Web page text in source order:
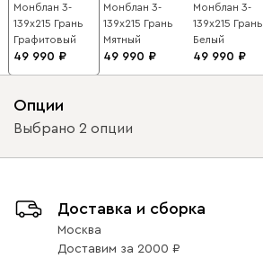
Монблан 3-
139x215 Грань
Графитовый
49 990
Монблан 3-
139x215 Грань
Мятный
49 990
Монблан 3-
139x215 Грань
Белый
49 990
Опции
Выбрано 2 опции
с доводчиками без доводчиков
Доставка и сборка
Москва
Доставим за 2000